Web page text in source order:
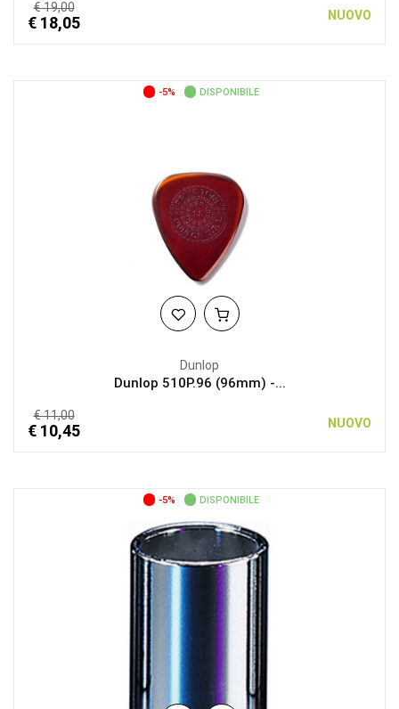
€ 19,00
€ 18,05 NUOVO
-5% DISPONIBILE
Dunlop
Dunlop 510P.96 (96mm) -...
€ 11,00
€ 10,45 NUOVO
-5% DISPONIBILE